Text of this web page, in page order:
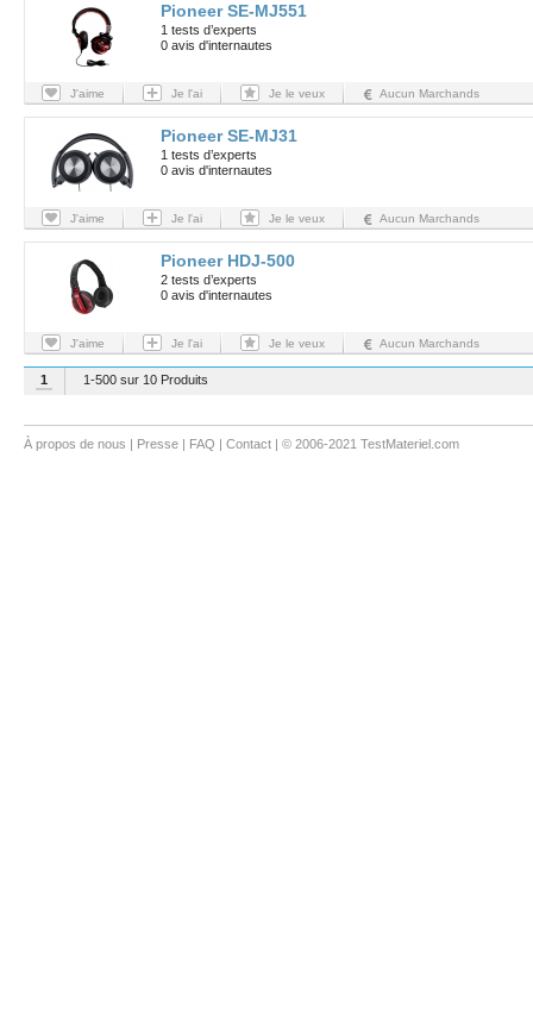
Pioneer SE-MJ551
1 tests d’experts
0 avis d'internautes
J'aime Je l'ai Je le veux Aucun Marchands
Pioneer SE-MJ31
1 tests d’experts
0 avis d'internautes
J'aime Je l'ai Je le veux Aucun Marchands
Pioneer HDJ-500
2 tests d’experts
0 avis d'internautes
J'aime Je l'ai Je le veux Aucun Marchands
1 1-500 sur 10 Produits
À propos de nous | Presse | FAQ | Contact | © 2006-2021 TestMateriel.com